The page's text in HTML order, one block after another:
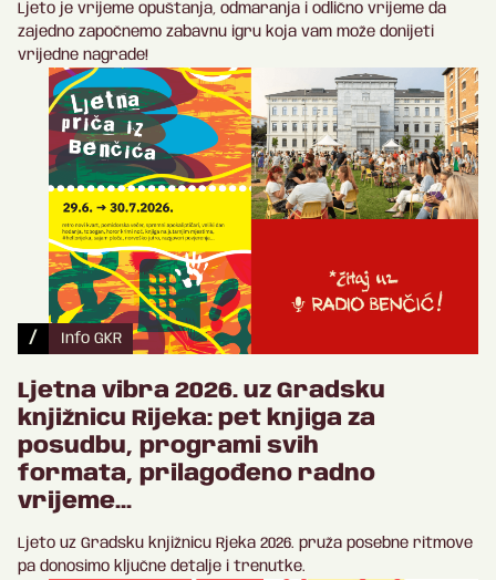
Ljeto je vrijeme opuštanja, odmaranja i odlično vrijeme da
zajedno započnemo zabavnu igru koja vam može donijeti
vrijedne nagrade!
/ Info GKR
Ljetna vibra 2026. uz Gradsku
knjižnicu Rijeka: pet knjiga za
posudbu, programi svih
formata, prilagođeno radno
vrijeme...
Ljeto uz Gradsku knjižnicu Rjeka 2026. pruža posebne ritmove
pa donosimo ključne detalje i trenutke.